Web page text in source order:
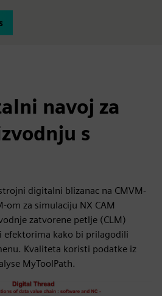
navoj za
s
digitalni blizanac na CMVM-
om za simulaciju NX CAM
zatvorene petlje (CLM)
efektorima kako bi prilagodili
Kvaliteta koristi podatke iz
MyToolPath.